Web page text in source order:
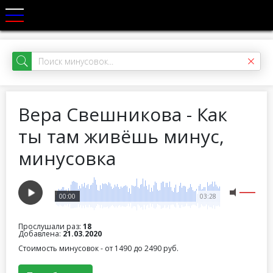
Вера Свешникова - Как
ты там живёшь минус,
минусовка
03:28
00:00
Прослушали раз: 18
Добавлена: 21.03.2020
Стоимость минусовок - от 1490 до 2490 руб.